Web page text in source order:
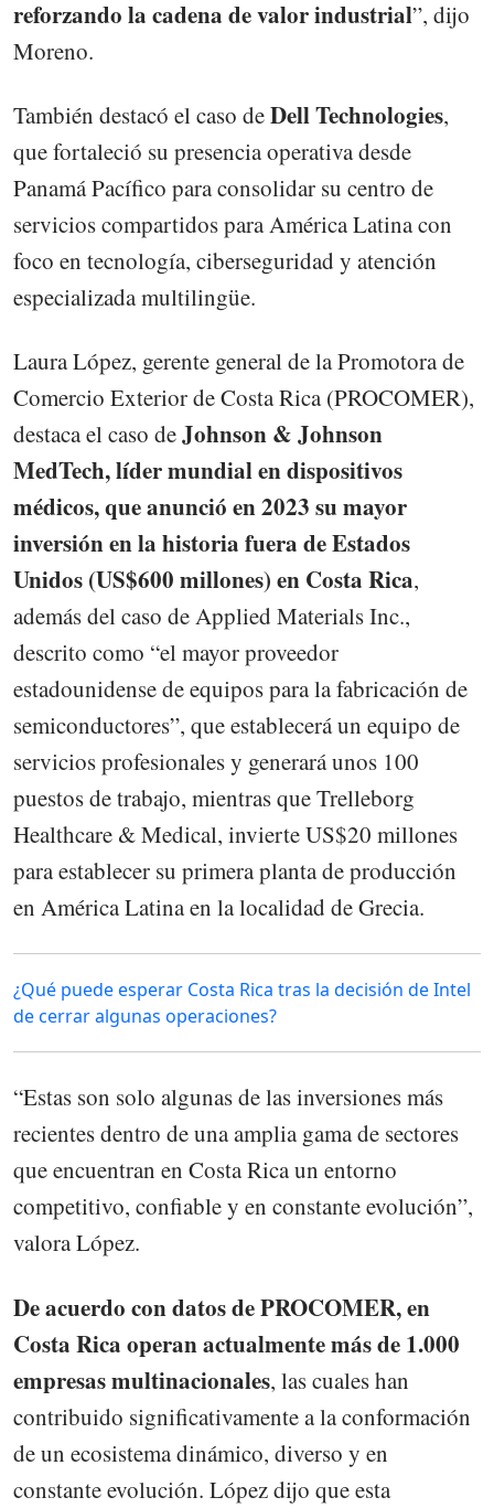
reforzando la cadena de valor industrial”, dijo
Moreno.
También destacó el caso deDell Technologies,
que fortaleció su presencia operativa desde
Panamá Pacífico para consolidar su centro de
servicios compartidos para América Latina con
foco en tecnología, ciberseguridad y atención
especializada multilingüe.
Laura López, gerente general de la Promotora de
Comercio Exterior de Costa Rica (PROCOMER),
destaca el caso deJohnson & Johnson
MedTech, líder mundial en dispositivos
médicos, que anunció en 2023 su mayor
inversión en la historia fuera de Estados
Unidos (US$600 millones) en Costa Rica,
además del caso de Applied Materials Inc.,
descrito como “el mayor proveedor
estadounidense de equipos para la fabricación de
semiconductores”, que establecerá un equipo de
servicios profesionales y generará unos 100
puestos de trabajo, mientras que Trelleborg
Healthcare & Medical, invierte US$20 millones
para establecer su primera planta de producción
en América Latina en la localidad de Grecia.
¿Qué puede esperar Costa Rica tras la decisión de Intel
de cerrar algunas operaciones?
“Estas son solo algunas de las inversiones más
recientes dentro de una amplia gama de sectores
que encuentran en Costa Rica un entorno
competitivo, confiable y en constante evolución”,
valora López.
De acuerdo con datos de PROCOMER, en
Costa Rica operan actualmente más de 1.000
empresas multinacionales, las cuales han
contribuido significativamente a la conformación
de un ecosistema dinámico, diverso y en
constante evolución. López dijo que esta